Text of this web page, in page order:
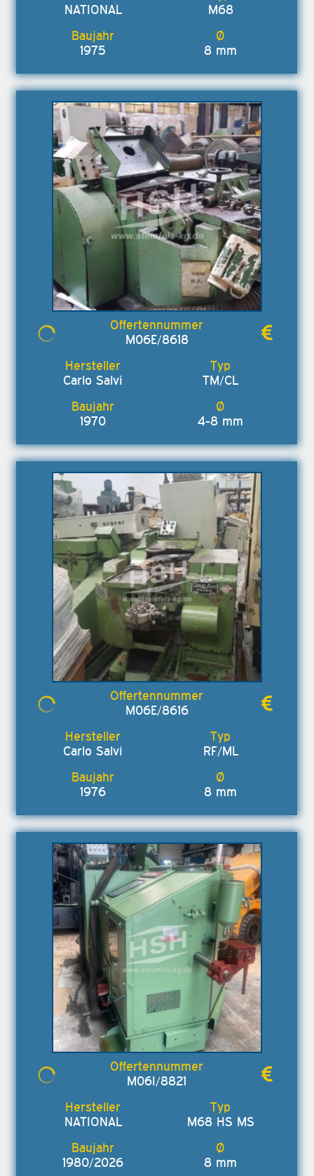
NATIONAL M68
1975 8 mm
M06E/8618
Carlo Salvi TM/CL
1970 4-8 mm
M06E/8616
Carlo Salvi RF/ML
1976 8 mm
M06I/8821
NATIONAL M68 HS MS
1980/2026 8 mm